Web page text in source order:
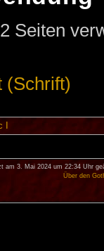
Seiten
(Schrift)
am 3. Mai 2024 um 22:34 Uhr
Über den